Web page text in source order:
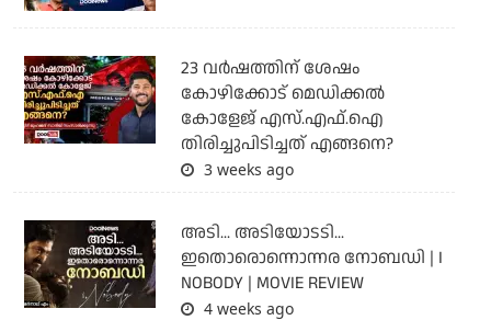
23 വർഷത്തിന് ശേഷം
കോഴിക്കോട് മെഡിക്കൽ
കോളേജ് എസ്.എഫ്.ഐ
തിരിച്ചുപിടിച്ചത് എങ്ങനെ?
3 weeks ago
അടി... അടിയോടടി...
ഇതൊരൊന്നൊന്നര നോബഡി | I
NOBODY | MOVIE REVIEW
4 weeks ago